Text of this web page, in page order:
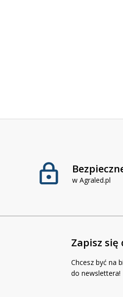
w Agraled.pl
Zapisz się
Chcesz być na
do newslettera!